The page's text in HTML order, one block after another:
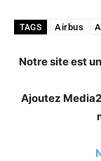
TAGS Airbus
Notre site est
Ajoutez